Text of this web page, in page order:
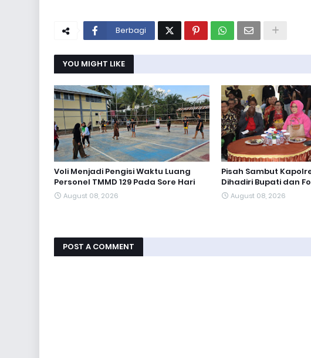
Berbagi
YOU MIGHT LIKE
Voli Menjadi Pengisi Waktu Luang
Personel TMMD 129 Pada Sore Hari
August 08, 2026
Pisah Sambut
Dihadiri Bupati dan
August 08, 2026
POST A COMMENT